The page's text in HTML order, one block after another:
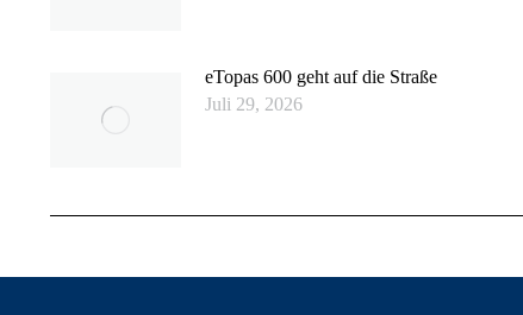
eTopas 600 geht auf die Straße
Juli 29, 2026